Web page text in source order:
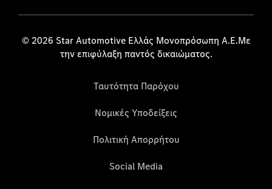
© 2026 Star Automotive Ελλάς Μονοπρόσωπη Α.Ε.Με
την επιφύλαξη παντός δικαιώματος.
Ταυτότητα Παρόχου
Νομικές Υποδείξεις
Πολιτική Απορρήτου
Social Media